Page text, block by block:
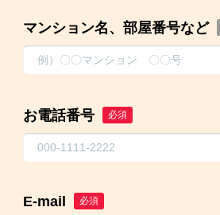
マンション名、部屋番号など
お電話番号 必須
E-mail 必須